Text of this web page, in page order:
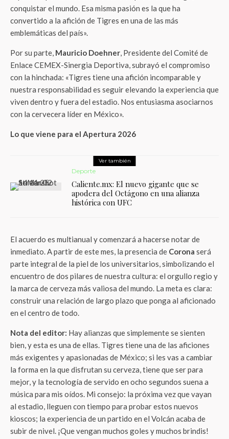
conquistar el mundo. Esa misma pasión es la que ha
convertido a la afición de Tigres en una de las más
emblemáticas del país».
Por su parte, Mauricio Doehner, Presidente del Comité de
Enlace CEMEX-Sinergia Deportiva, subrayó el compromiso
con la hinchada: «Tigres tiene una afición incomparable y
nuestra responsabilidad es seguir elevando la experiencia que
viven dentro y fuera del estadio. Nos entusiasma asociarnos
con la cervecera líder en México».
Lo que viene para el Apertura 2026
Ver también
Deporte
Caliente.mx: El nuevo gigante que se
apodera del Octágono en una alianza
histórica con UFC
El acuerdo es multianual y comenzará a hacerse notar de
inmediato. A partir de este mes, la presencia de Corona será
parte integral de la piel de los universitarios, simbolizando el
encuentro de dos pilares de nuestra cultura: el orgullo regio y
la marca de cerveza más valiosa del mundo. La meta es clara:
construir una relación de largo plazo que ponga al aficionado
en el centro de todo.
Nota del editor: Hay alianzas que simplemente se sienten
bien, y esta es una de ellas. Tigres tiene una de las aficiones
más exigentes y apasionadas de México; si les vas a cambiar
la forma en la que disfrutan su cerveza, tiene que ser para
mejor, y la tecnología de servido en ocho segundos suena a
música para mis oídos. Mi consejo: la próxima vez que vayan
al estadio, lleguen con tiempo para probar estos nuevos
kioscos; la experiencia de un partido en el Volcán acaba de
subir de nivel. ¡Que vengan muchos goles y muchos brindis!